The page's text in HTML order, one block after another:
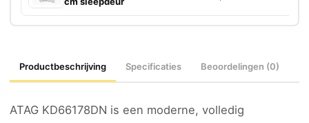
Productbeschrijving Specificaties Beoordelingen (0)
ATAG KD66178DN is een moderne, volledig